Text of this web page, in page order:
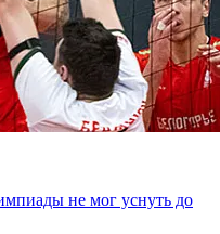
не мог уснуть до